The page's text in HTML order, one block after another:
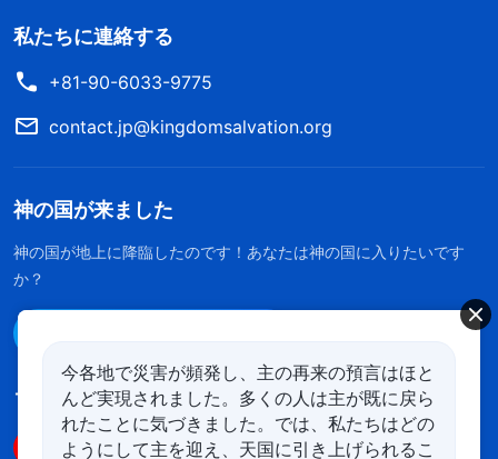
私たちに連絡する
+81-90-6033-9775
contact.jp@kingdomsalvation.org
神の国が来ました
神の国が地上に降臨したのです！あなたは神の国に入りたいです
か？
フォローする
今各地で災害が頻発し、主の再来の預言はほと
んど実現されました。多くの人は主が既に戻ら
れたことに気づきました。では、私たちはどの
ようにして主を迎え、天国に引き上げられるこ